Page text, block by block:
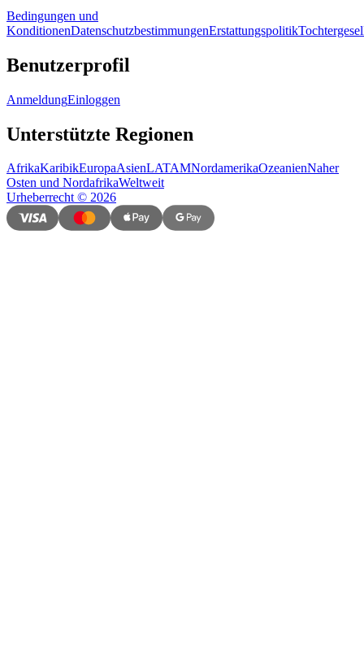
Bedingungen und
KonditionenDatenschutzbestimmungenErstattungspolitik
Benutzerprofil
AnmeldungEinloggen
Unterstützte Regionen
AfrikaKaribikEuropaAsienLATAMNordamerikaOzeanienNaher
Osten und NordafrikaWeltweit
Urheberrecht© 2026